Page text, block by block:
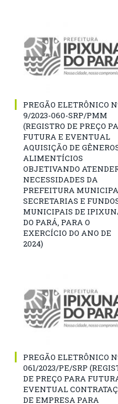
PREGÃO ELETRÔNICO
9/2023-060-SRP/PMM
(REGISTRO DE PREÇO
FUTURA E EVENTUAL
AQUISIÇÃO DE
ALIMENTÍCIOS
OBJETIVANDO
NECESSIDADES DA
PREFEITURA
SECRETARIAS E
MUNICIPAIS DE
DO PARÁ, PARA O
EXERCÍCIO DO ANO DE
2024)
PREGÃO ELETRÔNICO
061/2023/PE/SRP
DE PREÇO PARA
EVENTUAL
DE EMPRESA PARA